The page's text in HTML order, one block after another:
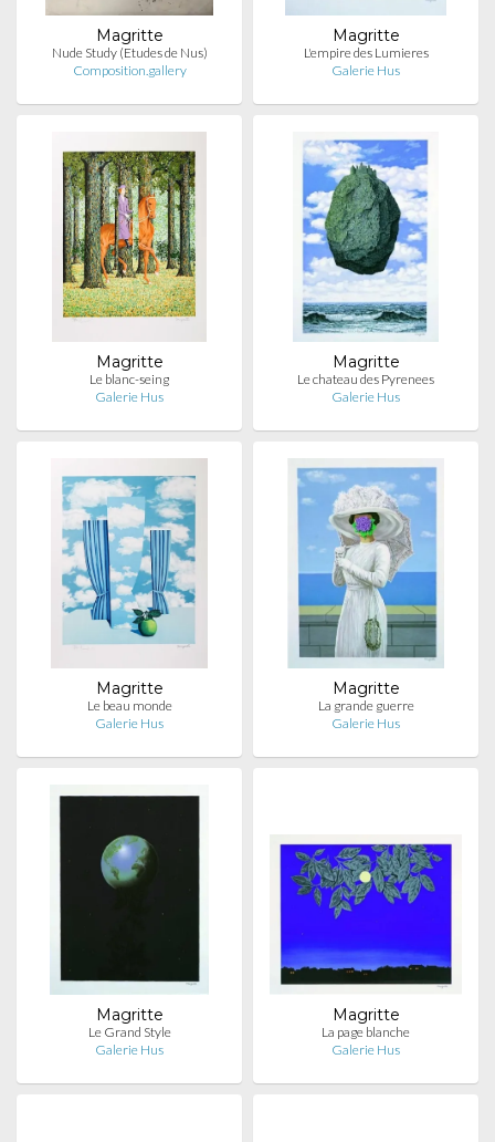
Magritte
Nude Study (Etudes de Nus)
Composition.gallery
Magritte
L'empire des Lumieres
Galerie Hus
Magritte
Le blanc-seing
Galerie Hus
Magritte
Le chateau des Pyrenees
Galerie Hus
Magritte
Le beau monde
Galerie Hus
Magritte
La grande guerre
Galerie Hus
Magritte
Le Grand Style
Galerie Hus
Magritte
La page blanche
Galerie Hus